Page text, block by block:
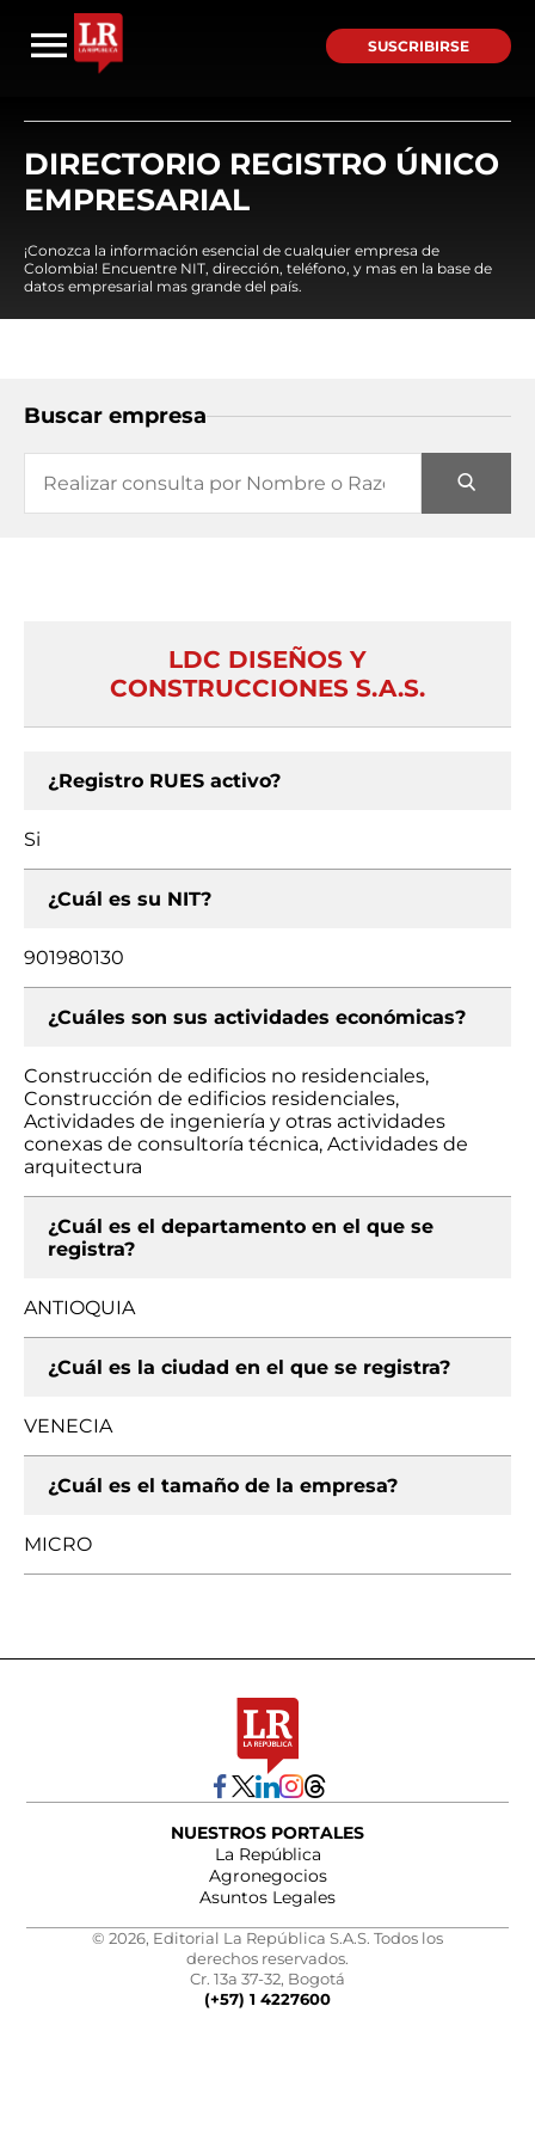
SUSCRIBIRSE
DIRECTORIO REGISTRO ÚNICO
EMPRESARIAL
¡Conozca la información esencial de cualquier empresa de
Colombia! Encuentre NIT, dirección, teléfono, y mas en la base de
datos empresarial mas grande del país.
Buscar empresa
LDC DISEÑOS Y
CONSTRUCCIONES S.A.S.
¿Registro RUES activo?
Si
¿Cuál es su NIT?
901980130
¿Cuáles son sus actividades económicas?
Construcción de edificios no residenciales,
Construcción de edificios residenciales,
Actividades de ingeniería y otras actividades
conexas de consultoría técnica, Actividades de
arquitectura
¿Cuál es el departamento en el que se
registra?
ANTIOQUIA
¿Cuál es la ciudad en el que se registra?
VENECIA
¿Cuál es el tamaño de la empresa?
MICRO
NUESTROS PORTALES
La República
Agronegocios
Asuntos Legales
© 2026, Editorial La República S.A.S. Todos los
derechos reservados.
Cr. 13a 37-32, Bogotá
(+57) 1 4227600